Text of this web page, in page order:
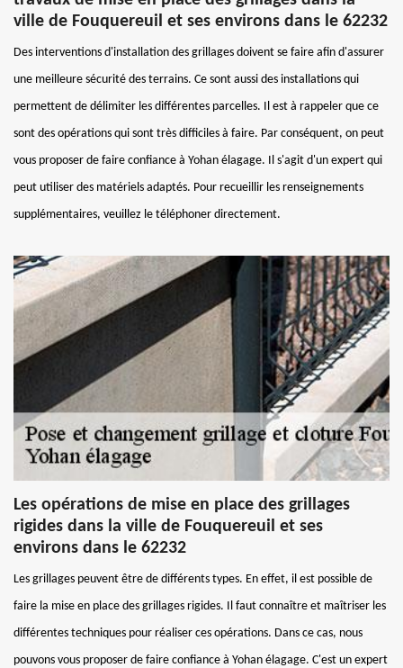
ville de Fouquereuil et ses environs dans le 62232
Des interventions d'installation des grillages doivent se faire afin d'assurer
une meilleure sécurité des terrains. Ce sont aussi des installations qui
permettent de délimiter les différentes parcelles. Il est à rappeler que ce
sont des opérations qui sont très difficiles à faire. Par conséquent, on peut
vous proposer de faire confiance à Yohan élagage. Il s'agit d'un expert qui
peut utiliser des matériels adaptés. Pour recueillir les renseignements
supplémentaires, veuillez le téléphoner directement.
Les opérations de mise en place des grillages
rigides dans la ville de Fouquereuil et ses
environs dans le 62232
Les grillages peuvent être de différents types. En effet, il est possible de
faire la mise en place des grillages rigides. Il faut connaître et maîtriser les
différentes techniques pour réaliser ces opérations. Dans ce cas, nous
pouvons vous proposer de faire confiance à Yohan élagage. C'est un expert